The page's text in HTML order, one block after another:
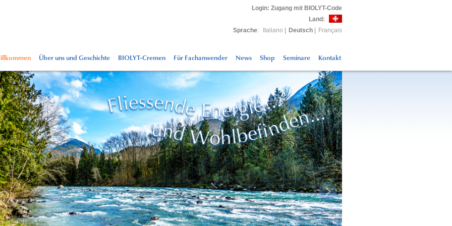
Login: Zugang mit BIOLYT-Code
Land:
Sprache: Italiano Deutsch Français
Über uns und Geschichte BIOLYT-Cremen Für Fachanwender News Shop Seminare Kontakt